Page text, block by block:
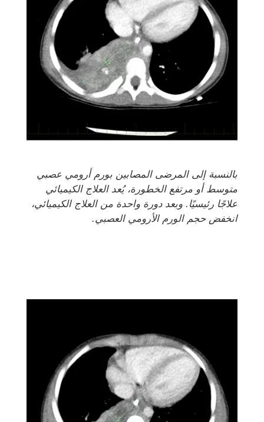
بالنسبة إلى المرضى المصابين بورم أرومي عصبي
متوسط أو مرتفع الخطورة، يُعد العلاج الكيميائي
علاجًا رئيسيًا. وبعد دورة واحدة من العلاج الكيميائي،
انخفض حجم الورم الأرومي العصبي.